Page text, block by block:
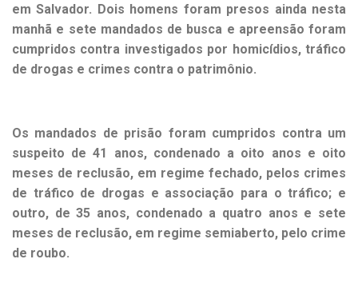
em Salvador. Dois homens foram presos ainda nesta
manhã e sete mandados de busca e apreensão foram
cumpridos contra investigados por homicídios, tráfico
de drogas e crimes contra o patrimônio.
Os mandados de prisão foram cumpridos contra um
suspeito de 41 anos, condenado a oito anos e oito
meses de reclusão, em regime fechado, pelos crimes
de tráfico de drogas e associação para o tráfico; e
outro, de 35 anos, condenado a quatro anos e sete
meses de reclusão, em regime semiaberto, pelo crime
de roubo.